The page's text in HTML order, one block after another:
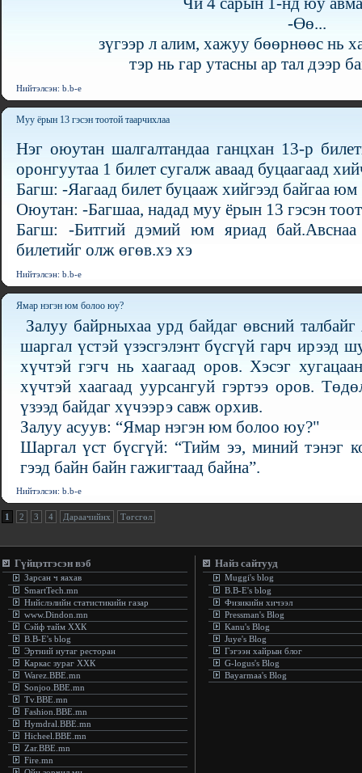
-Өө...
зүгээр л алим, хажуу бөөpнөөс нь
тэр нь гар утасны ар тал дээр
Нийтэлсэн: b.b-e
Муу ёрын 13 гэсэн тоотой таарчихлаа
Нэг оюутан шалгалтандаа ганцхан 13-р
оронгуутаа 1 билет сугалж аваад буцаагаад
Багш: -Яагаад билет буцааж хийгээд байгаа юм
Оюутан: -Багшаа, надад муу ёрын 13 гэсэн
Багш: -Битгий дэмий юм яриад бай.Авснаа
билетийг олж өгөв.хэ хэ
Нийтэлсэн: b.b-e
Ямар нэгэн юм болоо юу?
Залуу байрныхаа урд байдаг өвсний
шаргал үстэй үзэсгэлэнт бүсгүй гарч ирээд
хүчтэй гэгч нь хаагаад оров. Хэсэг
хүчтэй хаагаад уурсангуй гэртээ оров.
үзээд байдаг хүчээрэ савж орхив.
Залуу асуув: “Ямар нэгэн юм болоо юу?"
Шаргал үст бүсгүй: “Тийм ээ, миний тэнэг
гээд байн байн гажигтаад байна”.
Нийтэлсэн: b.b-e
1 2 3 4 Дараачийнх Төгсгөл
Гүйцэтгэсэн вэб
Зарсан ч яахав
SmartTech.mn
Нийслэлийн статистикийн газар
www.Dindon.mn
Сэйф тайм ХХК
B.B-E's blog
Эртний нутаг ресторан
Каркас зураг ХХК
Warez.BBE.mn
Sonjoo.BBE.mn
Tv.BBE.mn
Fashion.BBE.mn
Hymdral.BBE.mn
Hicheel.BBE.mn
Zar.BBE.mn
Fire.mn
Найз сайтууд
Muggi's blog
B.B-E's blog
Физикийн хичээл
Pressman's Blog
Kanu's Blog
Juye's Blog
Гэгээн хайрын блог
G-logus's Blog
Bayarmaa's Blog